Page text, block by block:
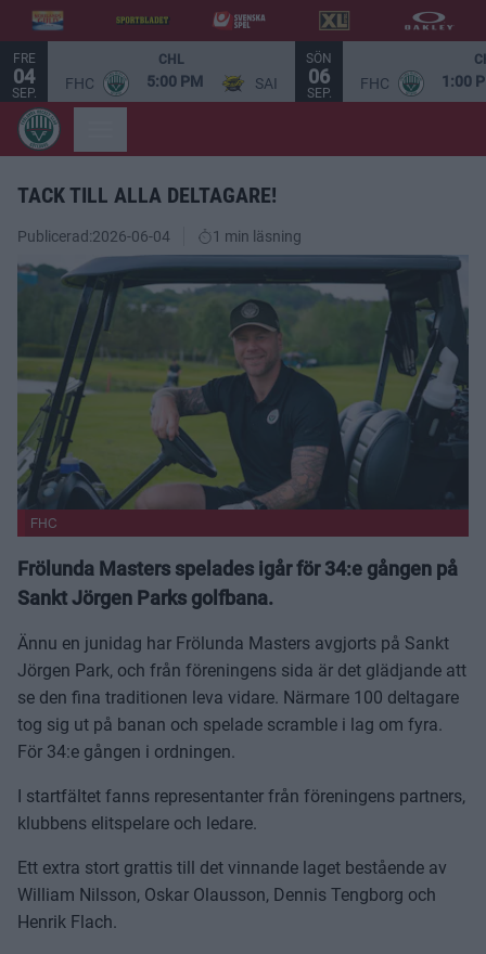
FRE
04
SEP.
CHL
FHC 5:00 PM SAI
SÖN
06
SEP.
FHC 1:00
TACK TILL ALLA DELTAGARE!
Publicerad:2026-06-04 1 min läsning
FHC
Frölunda Masters spelades igår för 34:e gången på
Sankt Jörgen Parks golfbana.
Ännu en junidag har Frölunda Masters avgjorts på Sankt
Jörgen Park, och från föreningens sida är det glädjande att
se den fina traditionen leva vidare. Närmare 100 deltagare
tog sig ut på banan och spelade scramble i lag om fyra.
För 34:e gången i ordningen.
I startfältet fanns representanter från föreningens partners,
klubbens elitspelare och ledare.
Ett extra stort grattis till det vinnande laget bestående av
William Nilsson, Oskar Olausson, Dennis Tengborg och
Henrik Flach.